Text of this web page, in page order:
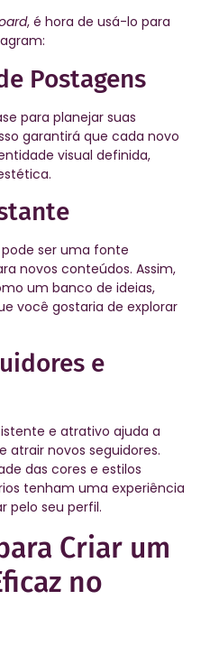
, é hora de usá-lo para
Postagens
para planejar suas
garantirá que cada novo
visual definida,
ser uma fonte
novos conteúdos. Assim,
um banco de ideias,
você gostaria de explorar
e
e atrativo ajuda a
novos seguidores.
das cores e estilos
tenham uma experiência
pelo seu perfil.
Criar um
no